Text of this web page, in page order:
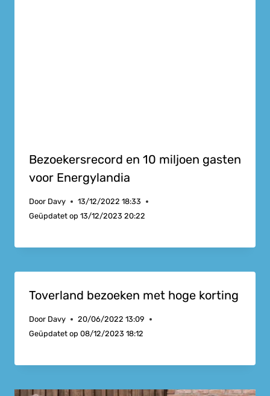
Bezoekersrecord en 10 miljoen gasten
voor Energylandia
Door Davy
13/12/2022 18:33
Geüpdatet op 13/12/2023 20:22
Toverland bezoeken met hoge korting
Door Davy
20/06/2022 13:09
Geüpdatet op 08/12/2023 18:12